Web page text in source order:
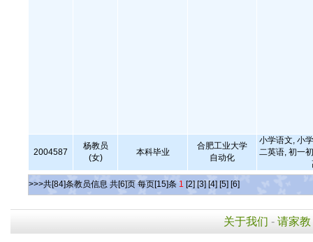
2004587
杨教员
(女)
本科毕业
合肥工业大学
自动化
小学语文, 小
二英语, 初一
>>>共[84]条教员信息 共[6]页 每页[15]条 1 [2] [3] [4] [5] [6]
关于我们 - 请家教